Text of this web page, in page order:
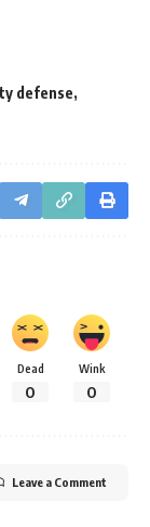
defense
Dead
0
Wink
0
Leave a Comment